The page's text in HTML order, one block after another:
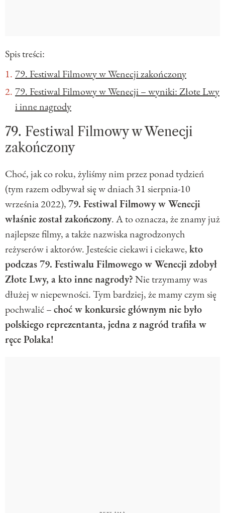
Spis treści:
79. Festiwal Filmowy w Wenecji zakończony
79. Festiwal Filmowy w Wenecji – wyniki: Złote Lwy
i inne nagrody
79. Festiwal Filmowy w Wenecji
zakończony
Choć, jak co roku, żyliśmy nim przez ponad tydzień
(tym razem odbywał się w dniach 31 sierpnia-10
września 2022),79. Festiwal Filmowy w Wenecji
właśnie został zakończony. A to oznacza, że znamy już
najlepsze filmy, a także nazwiska nagrodzonych
reżyserów i aktorów. Jesteście ciekawi i ciekawe,kto
podczas 79. Festiwalu Filmowego w Wenecji zdobył
Złote Lwy, a kto inne nagrody?Nie trzymamy was
dłużej w niepewności. Tym bardziej, że mamy czym się
pochwalić –choć w konkursie głównym nie było
polskiego reprezentanta, jedna z nagród trafiła w
ręce Polaka!